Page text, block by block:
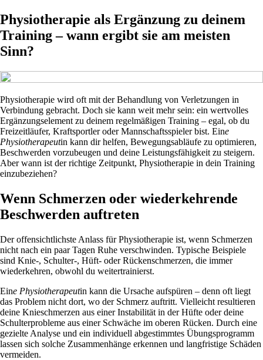
Physiotherapie als Ergänzung zu deinem
Training – wann ergibt sie am meisten
Sinn?
Physiotherapie wird oft mit der Behandlung von Verletzungen in
Verbindung gebracht. Doch sie kann weit mehr sein: ein wertvolles
Ergänzungselement zu deinem regelmäßigen Training – egal, ob du
Freizeitläufer, Kraftsportler oder Mannschaftsspieler bist. Eine
Physiotherapeutin kann dir helfen, Bewegungsabläufe zu optimieren,
Beschwerden vorzubeugen und deine Leistungsfähigkeit zu steigern.
Aber wann ist der richtige Zeitpunkt, Physiotherapie in dein Training
einzubeziehen?
Wenn Schmerzen oder wiederkehrende
Beschwerden auftreten
Der offensichtlichste Anlass für Physiotherapie ist, wenn Schmerzen
nicht nach ein paar Tagen Ruhe verschwinden. Typische Beispiele
sind Knie-, Schulter-, Hüft- oder Rückenschmerzen, die immer
wiederkehren, obwohl du weitertrainierst.
Eine Physiotherapeutin kann die Ursache aufspüren – denn oft liegt
das Problem nicht dort, wo der Schmerz auftritt. Vielleicht resultieren
deine Knieschmerzen aus einer Instabilität in der Hüfte oder deine
Schulterprobleme aus einer Schwäche im oberen Rücken. Durch eine
gezielte Analyse und ein individuell abgestimmtes Übungsprogramm
lassen sich solche Zusammenhänge erkennen und langfristige Schäden
vermeiden.